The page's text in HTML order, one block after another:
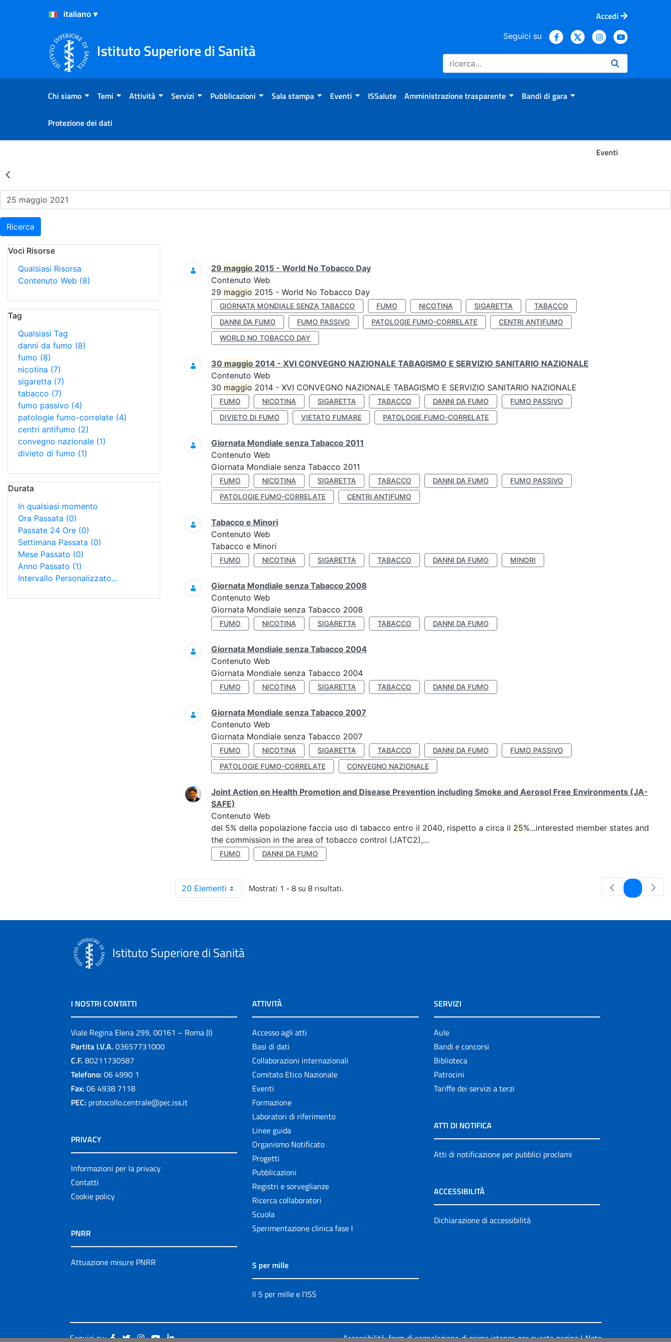
Salta al Contenuto
Salta al Footer
Accedi
Istituto Superiore di Sanità
Seguici su
Chi siamo Temi Attività Servizi Pubblicazioni Sala stampa Eventi ISSalute Amministrazione trasparente Bandi di gara
Protezione dei dati
Eventi
Risultati della Ricerca - Eventi
Ricerca
Voci Risorse
Qualsiasi Risorsa
Contenuto Web (8)
Tag
Qualsiasi Tag
danni da fumo (8)
fumo (8)
nicotina (7)
sigaretta (7)
tabacco (7)
fumo passivo (4)
patologie fumo-correlate (4)
centri antifumo (2)
convegno nazionale (1)
divieto di fumo (1)
Durata
In qualsiasi momento
Ora Passata (0)
Passate 24 Ore (0)
Settimana Passata (0)
Mese Passato (0)
Anno Passato (1)
Intervallo Personalizzato…
Ricerca
29 maggio 2015 - World No Tobacco Day
Contenuto Web
29 maggio 2015 - World No Tobacco Day
GIORNATA MONDIALE SENZA TABACCO FUMO NICOTINA SIGARETTA
TABACCO
DANNI DA FUMO
FUMO PASSIVO PATOLOGIE FUMO-CORRELATE
CENTRI ANTIFUMO
WORLD NO TOBACCO DAY
30 maggio 2014 - XVI CONVEGNO NAZIONALE TABAGISMO E SERVIZIO SANITARIO NAZIONALE
Contenuto Web
30 maggio 2014 - XVI CONVEGNO NAZIONALE TABAGISMO E SERVIZIO SANITARIO NAZIONALE
FUMO NICOTINA SIGARETTA TABACCO DANNI DA FUMO
FUMO PASSIVO
DIVIETO DI FUMO
VIETATO FUMARE PATOLOGIE FUMO-CORRELATE
Giornata Mondiale senza Tabacco 2011
Contenuto Web
Giornata Mondiale senza Tabacco 2011
FUMO NICOTINA SIGARETTA TABACCO DANNI DA FUMO
FUMO PASSIVO
PATOLOGIE FUMO-CORRELATE
CENTRI ANTIFUMO
Tabacco e Minori
Contenuto Web
Tabacco e Minori
FUMO NICOTINA SIGARETTA TABACCO DANNI DA FUMO MINORI
Giornata Mondiale senza Tabacco 2008
Contenuto Web
Giornata Mondiale senza Tabacco 2008
FUMO NICOTINA SIGARETTA TABACCO DANNI DA FUMO
Giornata Mondiale senza Tabacco 2004
Contenuto Web
Giornata Mondiale senza Tabacco 2004
FUMO NICOTINA SIGARETTA TABACCO DANNI DA FUMO
Giornata Mondiale senza Tabacco 2007
Contenuto Web
Giornata Mondiale senza Tabacco 2007
FUMO NICOTINA SIGARETTA TABACCO DANNI DA FUMO
FUMO PASSIVO
PATOLOGIE FUMO-CORRELATE
CONVEGNO NAZIONALE
Joint Action on Health Promotion and Disease Prevention including Smoke and Aerosol Free Environments (JA-
SAFE)
Contenuto Web
del 5% della popolazione faccia uso di tabacco entro il 2040, rispetto a circa il 25%...interested member states and
the commission in the area of tobacco control (JATC2),...
FUMO DANNI DA FUMO
20 Elementi Mostrati 1 - 8 su 8 risultati. Pagina
Istituto Superiore di Sanità
I NOSTRI CONTATTI
Viale Regina Elena 299, 00161 – Roma (I)
Partita I.V.A. 03657731000
C.F. 80211730587
Telefono: 06 4990 1
Fax: 06 4938 7118
PEC: protocollo.centrale@pec.iss.it
PRIVACY
Informazioni per la privacy
Contatti
Cookie policy
PNRR
Attuazione misure PNRR
ATTIVITÀ
Accesso agli atti
Basi di dati
Collaborazioni internazionali
Comitato Etico Nazionale
Eventi
Formazione
Laboratori di riferimento
Linee guida
Organismo Notificato
Progetti
Pubblicazioni
Registri e sorveglianze
Ricerca collaboratori
Scuola
Sperimentazione clinica fase I
5 per mille
Il 5 per mille e l'ISS
SERVIZI
Aule
Bandi e concorsi
Biblioteca
Patrocini
Tariffe dei servizi a terzi
ATTI DI NOTIFICA
Atti di notificazione per pubblici proclami
ACCESSIBILITÀ
Dichiarazione di accessibilità
Seguici su: Accessibilità: form di segnalazione di prima istanza per questa pagina|Note